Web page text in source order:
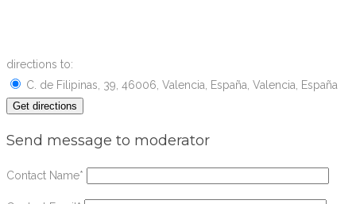
directions to:
C. de Filipinas, 39, 46006, Valencia, España, Valencia, España
Send message to moderator
Contact Name*